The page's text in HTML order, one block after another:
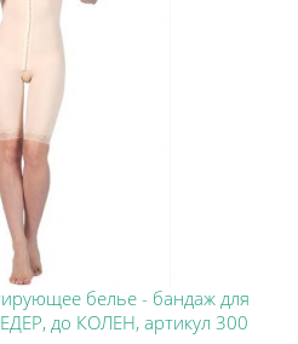
белье - бандаж для
до КОЛЕН, артикул 300